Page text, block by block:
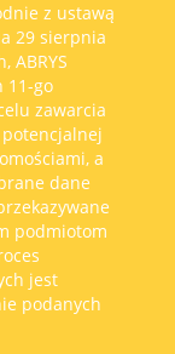
z ustawą
29 sierpnia
ABRYS
11-go
zawarcia
a
dane
podmiotom
jest
podanych